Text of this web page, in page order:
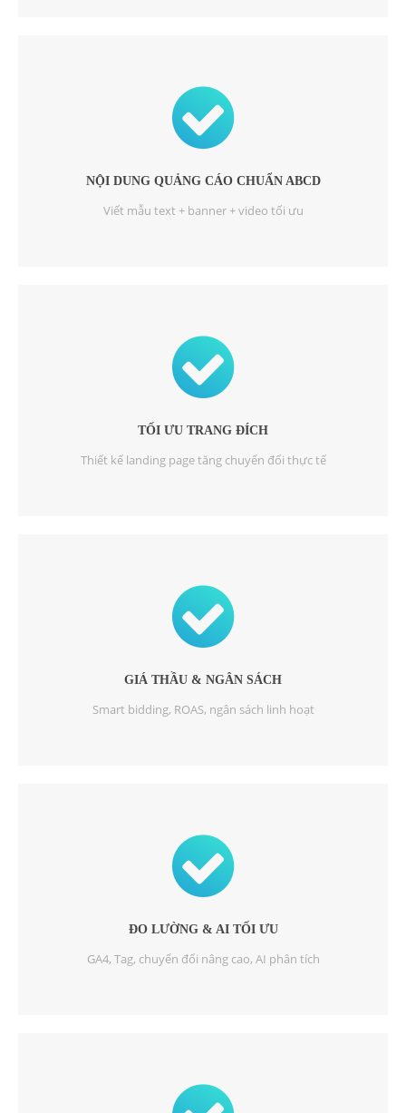
NỘI DUNG QUẢNG CÁO CHUẨN ABCD
Viết mẫu text + banner + video tối ưu
TỐI ƯU TRANG ĐÍCH
Thiết kế landing page tăng chuyển đổi thực tế
GIÁ THẦU & NGÂN SÁCH
Smart bidding, ROAS, ngân sách linh hoạt
ĐO LƯỜNG & AI TỐI ƯU
GA4, Tag, chuyển đổi nâng cao, AI phân tích